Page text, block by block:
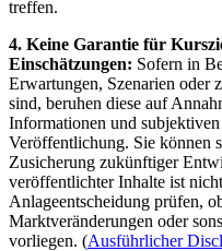
treffen.
4. Keine Garantie für
Einschätzungen: Sofern in
Erwartungen, Szenarien oder
sind, beruhen diese auf
Informationen und
Veröffentlichung. Sie können
Zusicherung zukünftiger
veröffentlichter Inhalte ist
Anlageentscheidung prüfen,
Marktveränderungen oder
vorliegen. (Ausführlicher